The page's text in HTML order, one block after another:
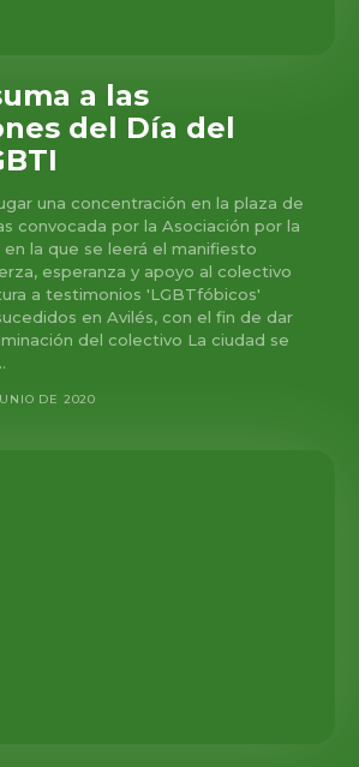
a las
del Día del
una concentración en la plaza de
convocada por la Asociación por la
la que se leerá el manifiesto
esperanza y apoyo al colectivo
a testimonios 'LGBTfóbicos'
en Avilés, con el fin de dar
del colectivo La ciudad se
DE 2020